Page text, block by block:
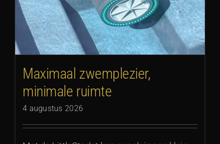
Maximaal zwemplezier,
minimale ruimte
4 augustus 2026